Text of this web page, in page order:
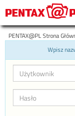
PENTAX@PL Strona
Wpisz